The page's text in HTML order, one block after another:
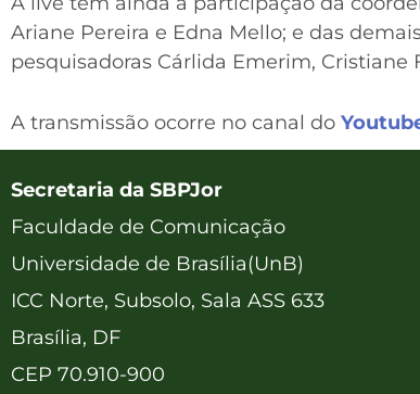
Ariane Pereira e Edna Mello; e das
pesquisadoras Cárlida Emerim, Cristiane
A transmissão ocorre no canal do
Secretaria da SBPJor
Faculdade de Comunicação
Universidade de Brasília(UnB)
ICC Norte, Subsolo, Sala ASS 633
Brasília, DF
CEP 70.910-900